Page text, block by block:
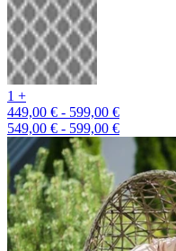
1 +
449,00 € - 599,00 €
549,00 € - 599,00 €